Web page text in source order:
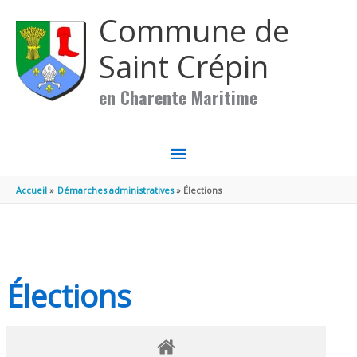
Commune de
Saint Crépin
en Charente Maritime
MENU
PRINCIPAL
Accueil Démarches administratives Élections
Élections